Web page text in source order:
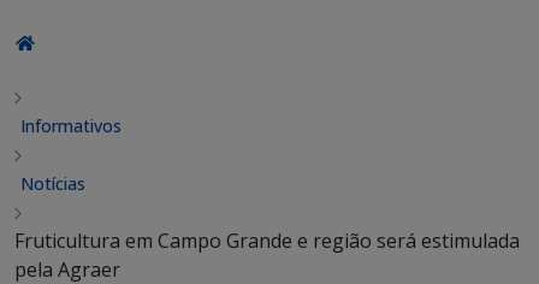
Informativos
Notícias
Fruticultura em Campo Grande e região será estimulada
pela Agraer